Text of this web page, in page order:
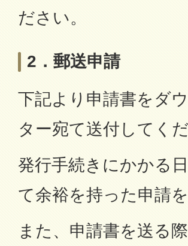
ださい。
2．郵送申請
下記より申請書をダ
ター宛て送付してくだ
発行手続きにかかる
て余裕を持った申請
また、申請書を送る